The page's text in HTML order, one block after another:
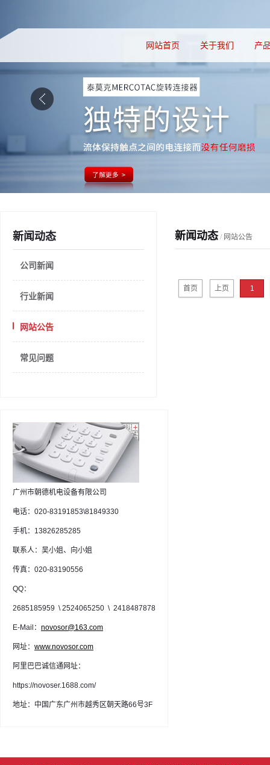
网站首页 关于我们 产
新闻动态
公司新闻
行业新闻
网站公告
常见问题
广州市朝德机电设备有限公司
电话：020-83191853\81849330
手机：13826285285
联系人：吴小姐、向小姐
传真：020-83190556
QQ：
2685185959 \ 2524065250 \ 2418487878
E-Mail： novosor@163.com
网址： www.novosor.com
阿里巴巴诚信通网址：
https://novoser.1688.com/
地址：中国广东广州市越秀区朝天路66号3F
新闻动态 / 网站公告
首页 上页 1